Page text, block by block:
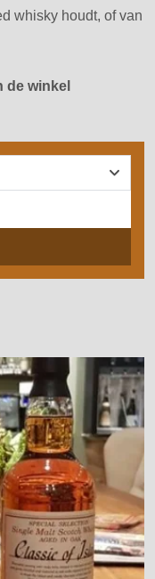
whisky houdt, of van
de winkel